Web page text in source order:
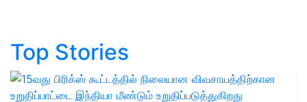
Top Stories